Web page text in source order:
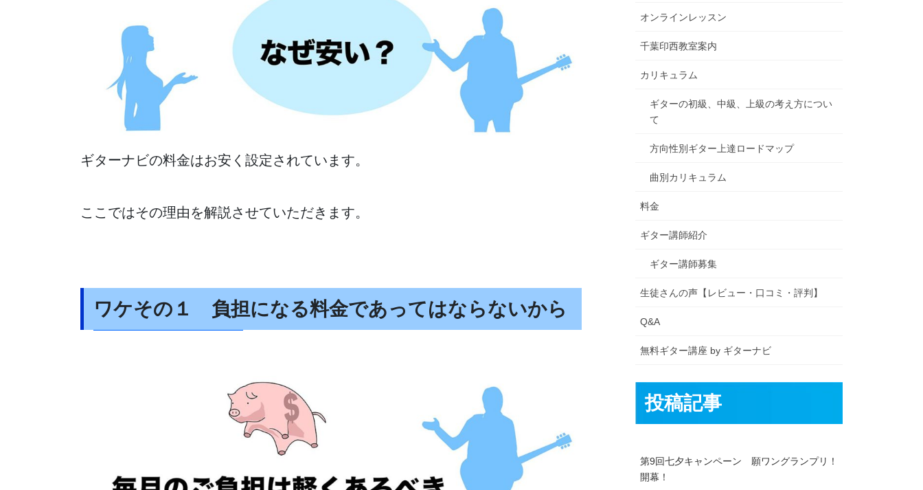
ギターナビの料金はお安く設定されています。
ここではその理由を解説させていただきます。
ワケその１ 負担になる料金であってはならないから
オンラインレッスン
千葉印西教室案内
カリキュラム
ギターの初級、中級、上級の考え方につい
て
方向性別ギター上達ロードマップ
曲別カリキュラム
料金
ギター講師紹介
ギター講師募集
生徒さんの声【レビュー・口コミ・評判】
Q&A
無料ギター講座 by ギターナビ
投稿記事
第9回七夕キャンペーン 願ワングランプリ！
開幕！